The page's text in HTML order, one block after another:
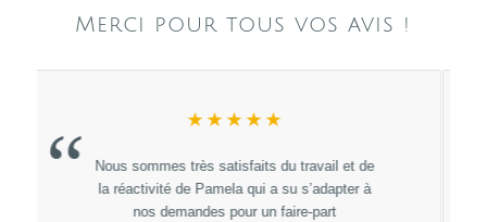
Merci pour tous vos avis !
★★★★★
“
Un énorme Merci à Pamela Gonzales pour
sont professionnalisme, sa rapidité à répondre
et sont magnifique travail :)